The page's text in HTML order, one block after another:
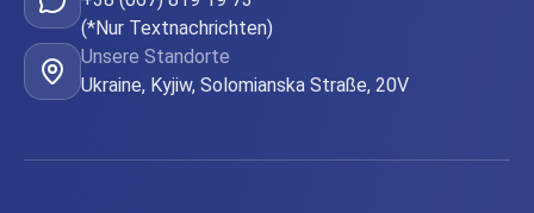
(*Nur Textnachrichten)
Unsere Standorte
Ukraine, Kyjiw, Solomianska Straße, 20V